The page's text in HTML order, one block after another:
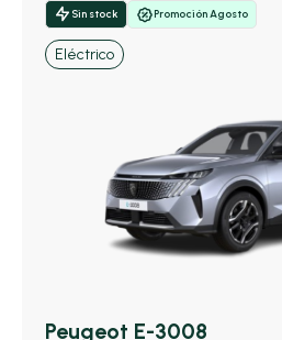
Sin stock Promoción Agosto
Eléctrico
Peugeot E-3008